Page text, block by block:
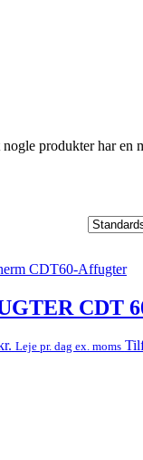
produkter har en
CDT
Leje pr. dag ex. moms